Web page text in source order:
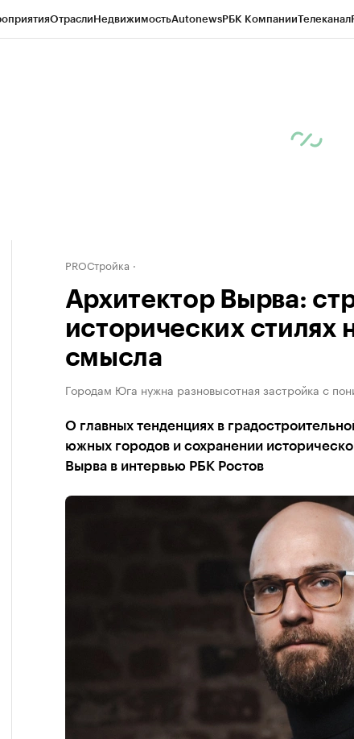
ОтраслиНедвижимостьAutonewsРБК КомпанииТелеканал
PROСтройка
Архитектор Вырва:
исторических стилях
смысла
Городам Юга нужна разновысотная застройка с
О главных тенденциях в
южных городов и сохранении
Вырва в интервью РБК Ростов